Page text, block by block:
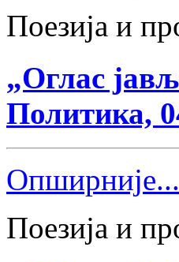
Поезија и
„Оглас
Политика,
Опширније...
Поезија и